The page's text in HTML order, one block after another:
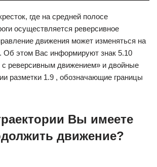
где на средней полосе
осуществляется реверсивное
движения может изменяться на
Об этом Вас информируют знак 5.10
с реверсивным движением» и двойные
разметки 1.9 , обозначающие границы
Вы имеете
движение?